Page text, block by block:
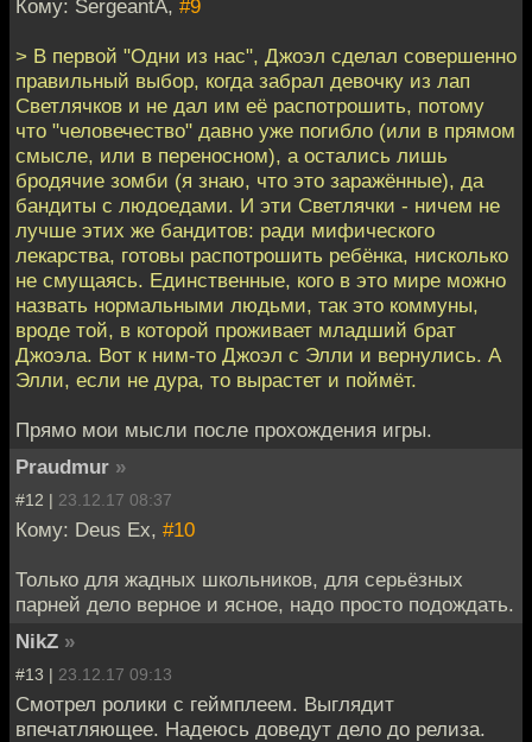
Кому: SergeantA, #9
> В первой "Одни из нас", Джоэл сделал совершенно
правильный выбор, когда забрал девочку из лап
Светлячков и не дал им её распотрошить, потому
что "человечество" давно уже погибло (или в прямом
смысле, или в переносном), а остались лишь
бродячие зомби (я знаю, что это заражённые), да
бандиты с людоедами. И эти Светлячки - ничем не
лучше этих же бандитов: ради мифического
лекарства, готовы распотрошить ребёнка, нисколько
не смущаясь. Единственные, кого в это мире можно
назвать нормальными людьми, так это коммуны,
вроде той, в которой проживает младший брат
Джоэла. Вот к ним-то Джоэл с Элли и вернулись. А
Элли, если не дура, то вырастет и поймёт.
Прямо мои мысли после прохождения игры.
Praudmur »
#12 | 23.12.17 08:37
Кому: Deus Ex, #10
Только для жадных школьников, для серьёзных
парней дело верное и ясное, надо просто подождать.
NikZ »
#13 | 23.12.17 09:13
Смотрел ролики с геймплеем. Выглядит
впечатляющее. Надеюсь доведут дело до релиза.